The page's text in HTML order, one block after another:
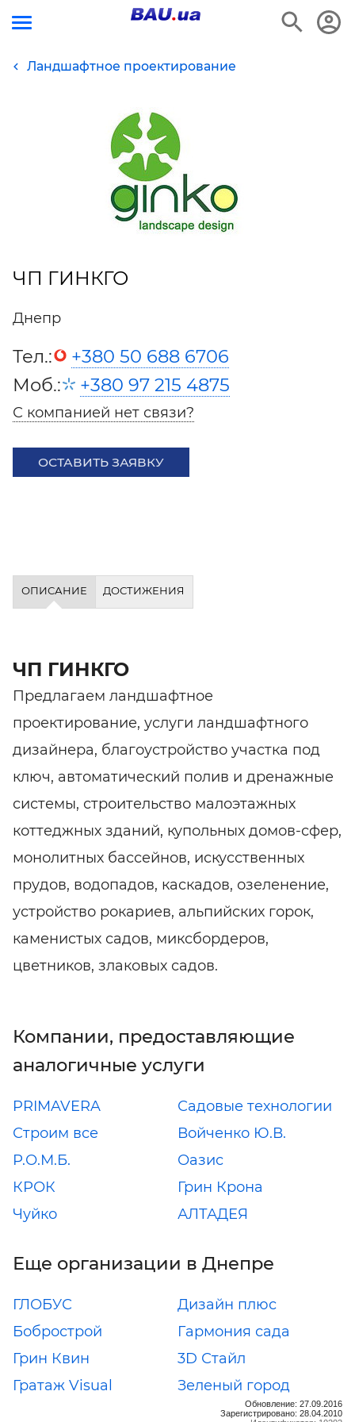
Ландшафтное проектирование
ЧП ГИНКГО
Днепр
Тел.:
+380 50 688 6706
Моб.:
+380 97 215 4875
С компанией нет связи?
ОСТАВИТЬ ЗАЯВКУ
ОПИСАНИЕ ДОСТИЖЕНИЯ
ЧП ГИНКГО
Предлагаем ландшафтное
проектирование, услуги ландшафтного
дизайнера, благоустройство участка под
ключ, автоматический полив и дренажные
системы, строительство малоэтажных
коттеджных зданий, купольных домов-сфер,
монолитных бассейнов, искусственных
прудов, водопадов, каскадов, озеленение,
устройство рокариев, альпийских горок,
каменистых садов, миксбордеров,
цветников, злаковых садов.
Компании, предоставляющие
аналогичные услуги
PRIMAVERA
Садовые технологии
Строим все
Войченко Ю.В.
Р.О.М.Б.
Оазис
КРОК
Грин Крона
Чуйко
АЛТАДЕЯ
Еще организации в Днепре
ГЛОБУС
Дизайн плюс
Бобрострой
Гармония сада
Грин Квин
3D Стайл
Гратаж Visual
Зеленый город
Обновление: 27.09.2016
Зарегистрировано: 28.04.2010